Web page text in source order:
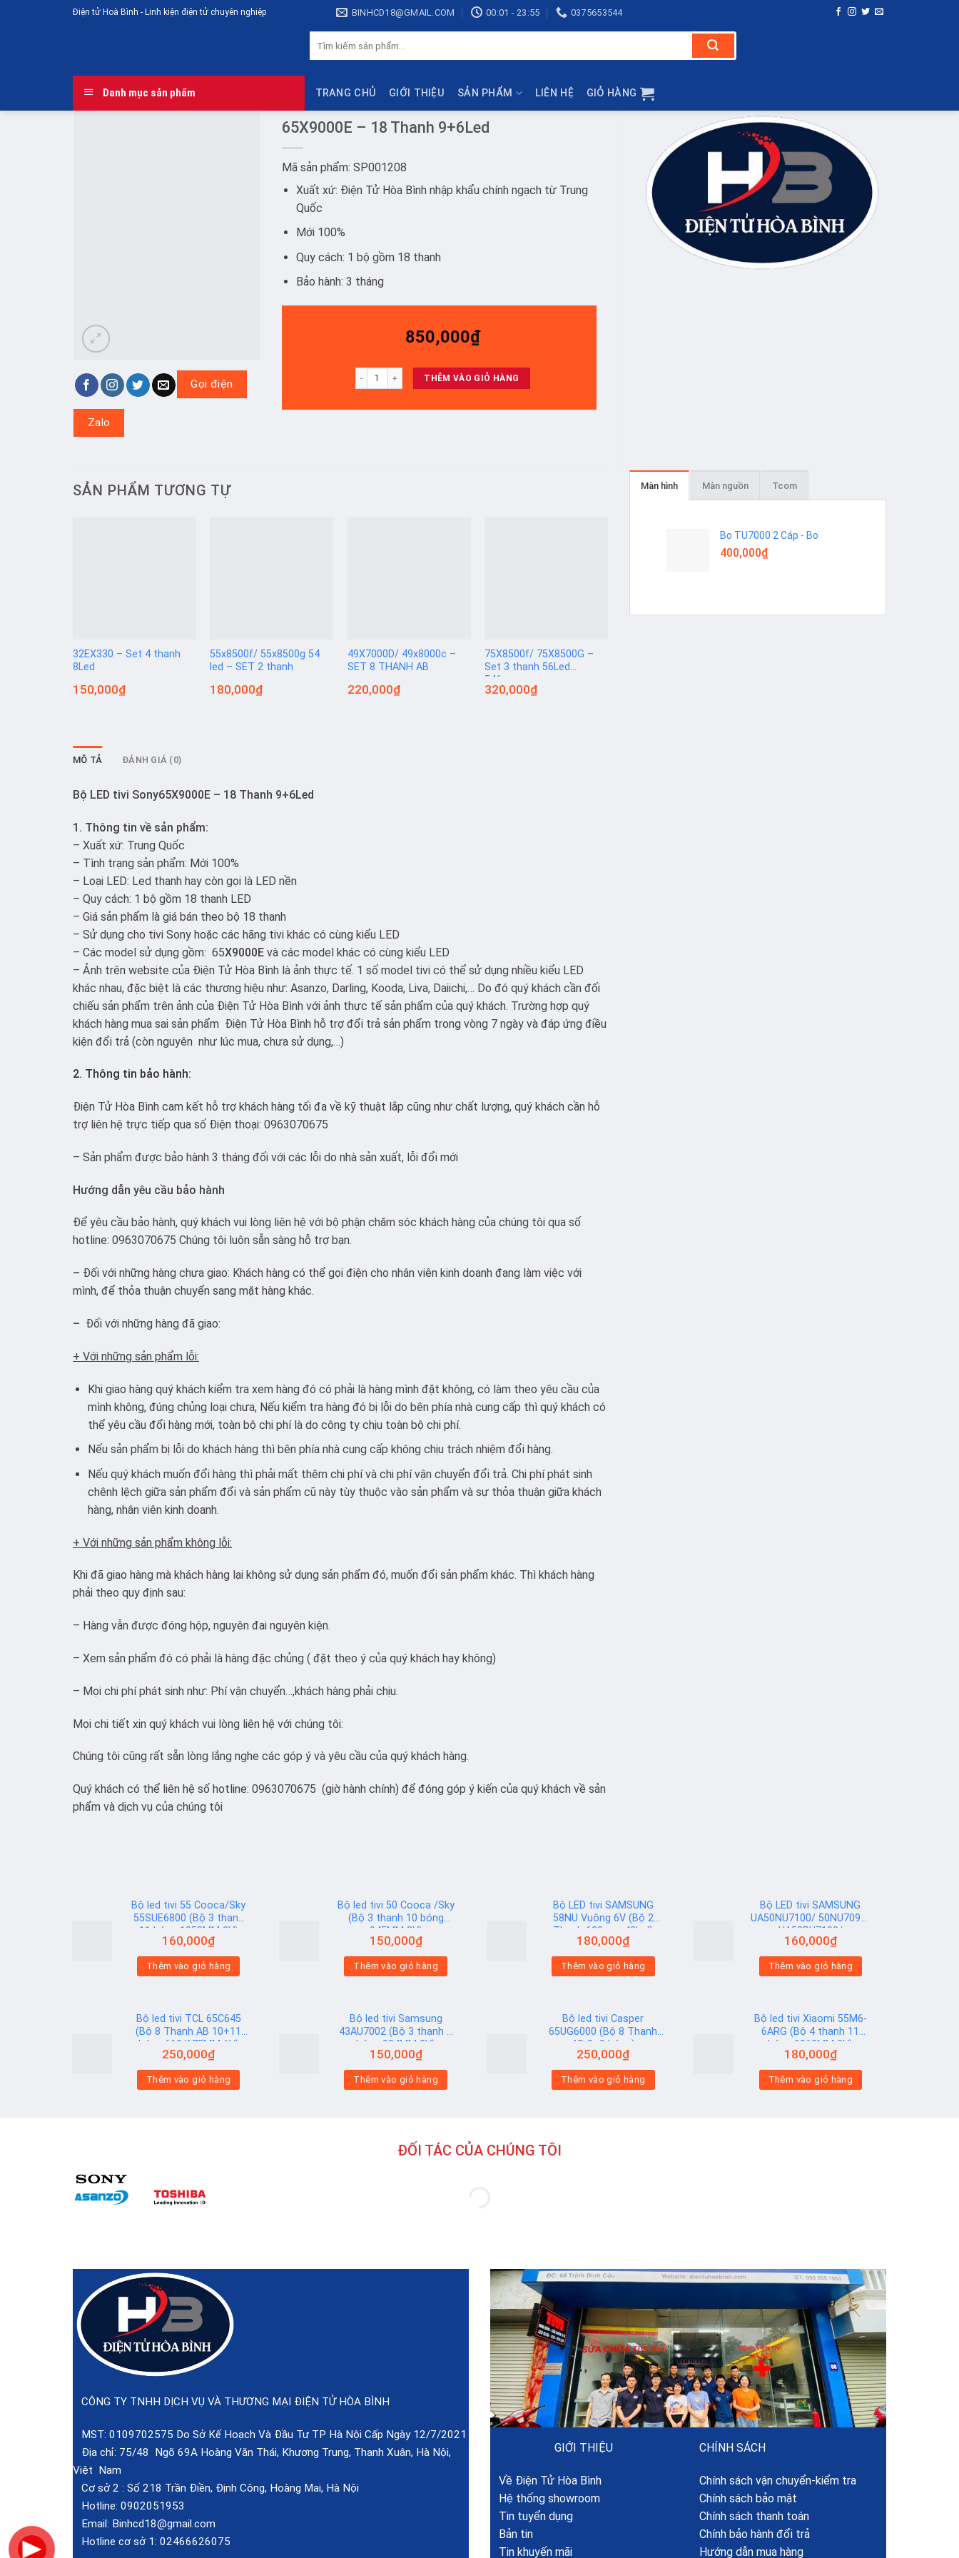
Điện tử Hoà Bình - Linh kiện điện tử chuyên nghiệp BINHCD18@GMAIL.COM 00:01 - 23:55 0375653544
kiếm:
Danh mục sản phẩm TRANG CHỦ GIỚI THIỆU SẢN PHẨM LIÊN HỆ GIỎ HÀNG
Gọi điện
Zalo
65X9000E – 18 Thanh 9+6Led
Mã sản phẩm: SP001208
Xuất xứ: Điện Tử Hòa Bình nhập khẩu chính ngạch từ Trung
Quốc
Mới 100%
Quy cách: 1 bộ gồm 18 thanh
Bảo hành: 3 tháng
850,000₫
65X9000E - 18 Thanh 9+6Led số lượng
THÊM VÀO GIỎ HÀNG
SẢN PHẨM TƯƠNG TỰ
32EX330 – Set 4 thanh
8Led
150,000₫
55x8500f/ 55x8500g 54
led – SET 2 thanh
180,000₫
49X7000D/ 49x8000c –
SET 8 THANH AB
220,000₫
75X8500f/ 75X8500G –
Set 3 thanh 56Led
546mm
320,000₫
MÔ TẢ ĐÁNH GIÁ (0)
Bộ LED tivi Sony65X9000E – 18 Thanh 9+6Led
1. Thông tin về sản phẩm:
– Xuất xứ: Trung Quốc
– Tình trạng sản phẩm: Mới 100%
– Loại LED: Led thanh hay còn gọi là LED nền
– Quy cách: 1 bộ gồm 18 thanh LED
– Giá sản phẩm là giá bán theo bộ 18 thanh
– Sử dụng cho tivi Sony hoặc các hãng tivi khác có cùng kiểu LED
– Các model sử dụng gồm: 65X9000E và các model khác có cùng kiểu LED
– Ảnh trên website của Điện Tử Hòa Bình là ảnh thực tế. 1 số model tivi có thể sử dụng nhiều kiểu LED
khác nhau, đặc biệt là các thương hiệu như: Asanzo, Darling, Kooda, Liva, Daiichi,… Do đó quý khách cần đối
chiếu sản phẩm trên ảnh của Điện Tử Hòa Bình với ảnh thực tế sản phẩm của quý khách. Trường hợp quý
khách hàng mua sai sản phẩm Điện Tử Hòa Bình hỗ trợ đổi trả sản phẩm trong vòng 7 ngày và đáp ứng điều
kiện đổi trả (còn nguyên như lúc mua, chưa sử dụng,…)
2. Thông tin bảo hành:
Điện Tử Hòa Bình cam kết hỗ trợ khách hàng tối đa về kỹ thuật lắp cũng như chất lượng, quý khách cần hỗ
trợ liên hệ trực tiếp qua số Điện thoại: 0963070675
– Sản phẩm được bảo hành 3 tháng đối với các lỗi do nhà sản xuất, lỗi đổi mới
Hướng dẫn yêu cầu bảo hành
Để yêu cầu bảo hành, quý khách vui lòng liên hệ với bộ phận chăm sóc khách hàng của chúng tôi qua số
hotline: 0963070675 Chúng tôi luôn sẵn sàng hỗ trợ bạn.
– Đối với những hàng chưa giao: Khách hàng có thể gọi điện cho nhân viên kinh doanh đang làm việc với
mình, để thỏa thuận chuyển sang mặt hàng khác.
– Đối với những hàng đã giao:
+ Với những sản phẩm lỗi:
Khi giao hàng quý khách kiểm tra xem hàng đó có phải là hàng mình đặt không, có làm theo yêu cầu của
mình không, đúng chủng loại chưa, Nếu kiểm tra hàng đó bị lỗi do bên phía nhà cung cấp thì quý khách có
thể yêu cầu đổi hàng mới, toàn bộ chi phí là do công ty chịu toàn bộ chi phí.
Nếu sản phẩm bị lỗi do khách hàng thì bên phía nhà cung cấp không chịu trách nhiệm đổi hàng.
Nếu quý khách muốn đổi hàng thì phải mất thêm chi phí và chi phí vận chuyển đổi trả. Chi phí phát sinh
chênh lệch giữa sản phẩm đổi và sản phẩm cũ này tùy thuộc vào sản phẩm và sự thỏa thuận giữa khách
hàng, nhân viên kinh doanh.
+ Với những sản phẩm không lỗi:
Khi đã giao hàng mà khách hàng lại không sử dụng sản phẩm đó, muốn đổi sản phẩm khác. Thì khách hàng
phải theo quy định sau:
– Hàng vẫn được đóng hộp, nguyên đai nguyên kiện.
– Xem sản phẩm đó có phải là hàng đặc chủng ( đặt theo ý của quý khách hay không)
– Mọi chi phí phát sinh như: Phí vận chuyển…,khách hàng phải chịu.
Mọi chi tiết xin quý khách vui lòng liên hệ với chúng tôi:
Chúng tôi cũng rất sẵn lòng lắng nghe các góp ý và yêu cầu của quý khách hàng.
Quý khách có thể liên hệ số hotline: 0963070675 (giờ hành chính) để đóng góp ý kiến của quý khách về sản
phẩm và dịch vụ của chúng tôi
Màn hình Màn nguồn Tcom
Bo TU7000 2 Cáp - Bo
400,000₫
Bộ led tivi 55 Cooca/Sky
55SUE6800 (Bộ 3 thanh
11 bóng 1058MM 3V)
160,000₫
Thêm vào giỏ hàng
Bộ led tivi 50 Cooca /Sky
(Bộ 3 thanh 10 bóng
945MM 3V)
150,000₫
Thêm vào giỏ hàng
Bộ LED tivi SAMSUNG
58NU Vuông 6V (Bộ 2
Thanh 629mm 42led)
180,000₫
Thêm vào giỏ hàng
Bộ LED tivi SAMSUNG
UA50NU7100/ 50NU7090/
UA50RU7100/
UA50RU7200/
UA50RU7300 (2 thanh
viền 6V N2) Hạt Vuông
160,000₫
Thêm vào giỏ hàng
Bộ led tivi TCL 65C645
(Bộ 8 Thanh AB 10+11
bóng 610/675MM 6V)
250,000₫
Thêm vào giỏ hàng
Bộ led tivi Samsung
43AU7002 (Bộ 3 thanh 9
bóng 824MM 3V)
150,000₫
Thêm vào giỏ hàng
Bộ led tivi Casper
65UG6000 (Bộ 8 Thanh
AB 8+9 bóng)
250,000₫
Thêm vào giỏ hàng
Bộ led tivi Xiaomi 55M6-
6ARG (Bộ 4 thanh 11
bóng 1060MM 3V)
180,000₫
Thêm vào giỏ hàng
ĐỐI TÁC CỦA CHÚNG TÔI
CÔNG TY TNHH DỊCH VỤ VÀ THƯƠNG MẠI ĐIỆN TỬ HÒA BÌNH
MST: 0109702575 Do Sở Kế Hoạch Và Đầu Tư TP Hà Nội Cấp Ngày 12/7/2021
Địa chỉ: 75/48 Ngõ 69A Hoàng Văn Thái, Khương Trung, Thanh Xuân, Hà Nội,
Việt Nam
Cơ sở 2 : Số 218 Trần Điền, Định Công, Hoàng Mai, Hà Nội
Hotline: 0902051953
Email: Binhcd18@gmail.com
Hotline cơ sở 1: 02466626075
GIỚI THIỆU
Về Điện Tử Hòa Bình
Hệ thống showroom
Tin tuyển dụng
Bản tin
Tin khuyến mãi
CHÍNH SÁCH
Chính sách vận chuyển-kiểm tra
Chính sách bảo mật
Chính sách thanh toán
Chính bảo hành đổi trả
Hướng dẫn mua hàng